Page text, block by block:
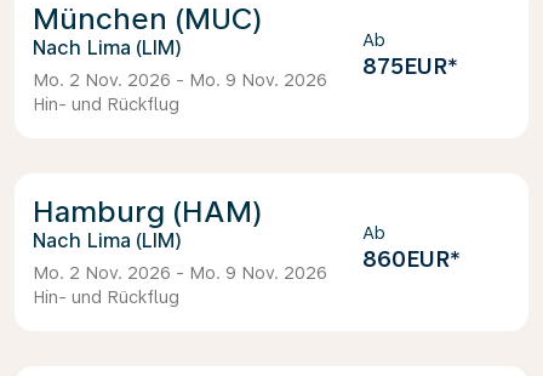
München (MUC)
Lima (LIM)
Mo. 2 Nov. 2026 - Mo. 9 Nov. 2026
Hin- und Rückflug
Ab
875EUR*
Hamburg (HAM)
Lima (LIM)
Mo. 2 Nov. 2026 - Mo. 9 Nov. 2026
Hin- und Rückflug
Ab
860EUR*